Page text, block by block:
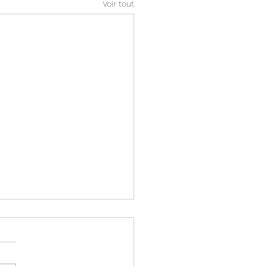
Voir tout
dédicace
trouver ci-dessous une